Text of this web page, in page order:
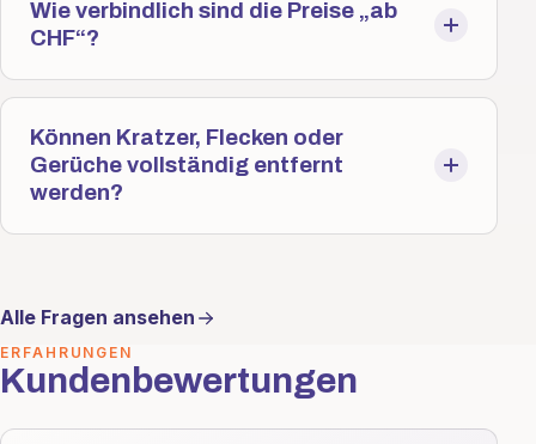
Wie verbindlich sind die Preise „ab
CHF“?
Können Kratzer, Flecken oder
Gerüche vollständig entfernt
werden?
Alle Fragen ansehen
ERFAHRUNGEN
Kundenbewertungen